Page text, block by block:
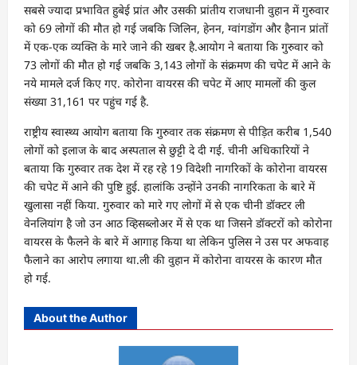
सबसे ज्यादा प्रभावित हुबेई प्रांत और उसकी प्रांतीय राजधानी वुहान में गुरुवार
को 69 लोगों की मौत हो गई जबकि जिलिन, हेनन, ग्वांगडोंग और हैनान प्रांतों
में एक-एक व्यक्ति के मारे जाने की खबर है.आयोग ने बताया कि गुरुवार को
73 लोगों की मौत हो गई जबकि 3,143 लोगों के संक्रमण की चपेट में आने के
नये मामले दर्ज किए गए. कोरोना वायरस की चपेट में आए मामलों की कुल
संख्या 31,161 पर पहुंच गई है.
राष्ट्रीय स्वास्थ्य आयोग बताया कि गुरुवार तक संक्रमण से पीड़ित करीब 1,540
लोगों को इलाज के बाद अस्पताल से छुट्टी दे दी गई. चीनी अधिकारियों ने
बताया कि गुरुवार तक देश में रह रहे 19 विदेशी नागरिकों के कोरोना वायरस
की चपेट में आने की पुष्टि हुई. हालांकि उन्होंने उनकी नागरिकता के बारे में
खुलासा नहीं किया. गुरुवार को मारे गए लोगों में से एक चीनी डॉक्टर ली
वेनलियांग है जो उन आठ व्हिसब्लोअर में से एक था जिसने डॉक्टरों को कोरोना
वायरस के फैलने के बारे में आगाह किया था लेकिन पुलिस ने उस पर अफवाह
फैलाने का आरोप लगाया था.ली की वुहान में कोरोना वायरस के कारण मौत
हो गई.
About the Author